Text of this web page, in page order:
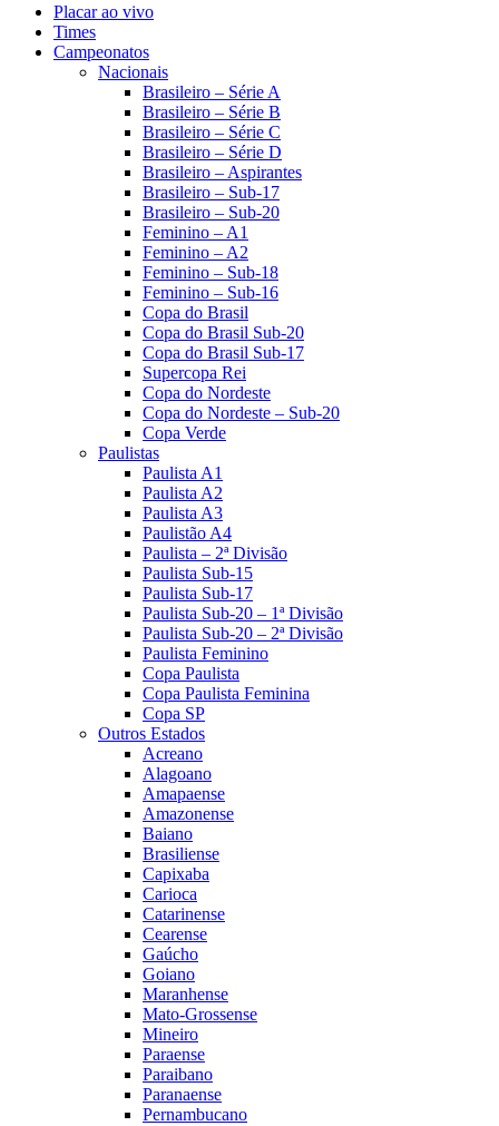
Placar ao vivo
Times
Campeonatos
Nacionais
Brasileiro – Série A
Brasileiro – Série B
Brasileiro – Série C
Brasileiro – Série D
Brasileiro – Aspirantes
Brasileiro – Sub-17
Brasileiro – Sub-20
Feminino – A1
Feminino – A2
Feminino – Sub-18
Feminino – Sub-16
Copa do Brasil
Copa do Brasil Sub-20
Copa do Brasil Sub-17
Supercopa Rei
Copa do Nordeste
Copa do Nordeste – Sub-20
Copa Verde
Paulistas
Paulista A1
Paulista A2
Paulista A3
Paulistão A4
Paulista – 2ª Divisão
Paulista Sub-15
Paulista Sub-17
Paulista Sub-20 – 1ª Divisão
Paulista Sub-20 – 2ª Divisão
Paulista Feminino
Copa Paulista
Copa Paulista Feminina
Copa SP
Outros Estados
Acreano
Alagoano
Amapaense
Amazonense
Baiano
Brasiliense
Capixaba
Carioca
Catarinense
Cearense
Gaúcho
Goiano
Maranhense
Mato-Grossense
Mineiro
Paraense
Paraibano
Paranaense
Pernambucano